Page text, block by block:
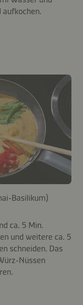
aufkochen.
Basilikum)
ca. 5 Min.
und weitere ca. 5
schneiden. Das
Nüssen